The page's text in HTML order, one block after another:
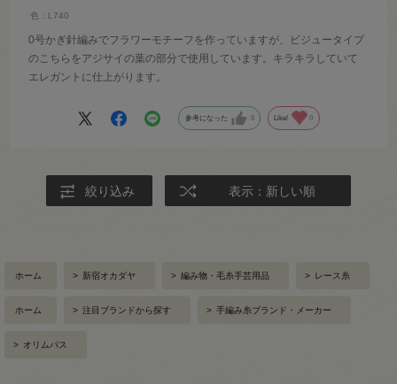
色：L740
0号かぎ針編みでフラワーモチーフを作っていますが、ビジュータイプ
のこちらをアジサイの葉の部分で使用しています。キラキラしていて
エレガントに仕上がります。
参考になった 0 Like! 0
絞り込み 表示：新しい順
ホーム > 新宿オカダヤ > 編み物・毛糸手芸用品 > レース糸
ホーム > 注目ブランドから探す > 手編み糸ブランド・メーカー
> オリムパス